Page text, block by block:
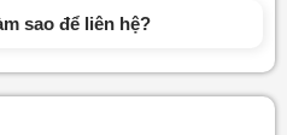
sao để liên hệ?